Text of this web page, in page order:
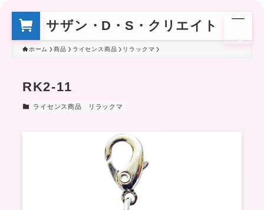
サザン・D・S・クリエイト
ュ
ホーム 商品 ライセンス商品 リラックマ
RK2-11
ライセンス商品 リラックマ